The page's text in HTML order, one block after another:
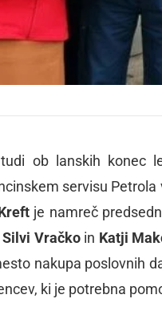
ob lanskih konec
servisu
je namreč
Silvi Vračkoin Katji
nakupa poslovnih
ki je potrebna